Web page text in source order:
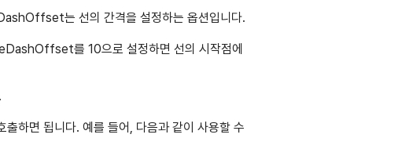
는 선의 간격을 설정하는 옵션입니다.
를 10으로 설정하면 선의 시작점에
면 됩니다. 예를 들어, 다음과 같이 사용할 수